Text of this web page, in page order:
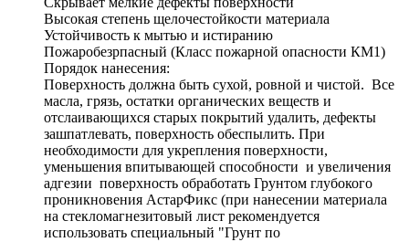
Высокая степень щелочестойкости материала
Устойчивость к мытью и истиранию
Пожаробезрпасный (Класс пожарной опасности КМ1)
Порядок нанесения:
Поверхность должна быть сухой, ровной и чистой. Все
масла, грязь, остатки органических веществ и
отслаивающихся старых покрытий удалить, дефекты
зашпатлевать, поверхность обеспылить. При
необходимости для укрепления поверхности,
уменьшения впитывающей способности и увеличения
адгезии поверхность обработать Грунтом глубокого
проникновения АстарФикс (при нанесении материала
на стекломагнезитовый лист рекомендуется
использовать специальный "Грунт по